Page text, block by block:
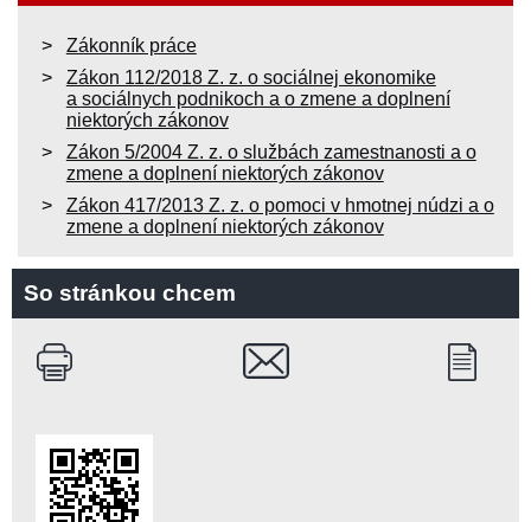
Zákonník práce
Zákon 112/2018 Z. z. o sociálnej ekonomike
a sociálnych podnikoch a o zmene a doplnení
niektorých zákonov
Zákon 5/2004 Z. z. o službách zamestnanosti a o
zmene a doplnení niektorých zákonov
Zákon 417/2013 Z. z. o pomoci v hmotnej núdzi a o
zmene a doplnení niektorých zákonov
So stránkou chcem